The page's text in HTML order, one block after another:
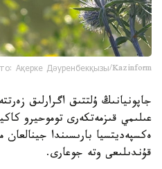
Ақерке Дәуренбекқызы/Kazinform
عىلىمي قىزمەتكەرى توموحيرو
ەكسپەديتسيا بارىسىندا جينالعان
قۇندىلىعى وتە جوعارى.